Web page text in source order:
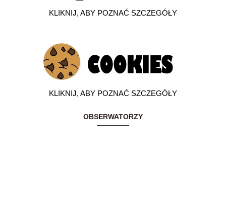
KLIKNIJ, ABY POZNAĆ SZCZEGÓŁY
KLIKNIJ, ABY POZNAĆ SZCZEGÓŁY
OBSERWATORZY